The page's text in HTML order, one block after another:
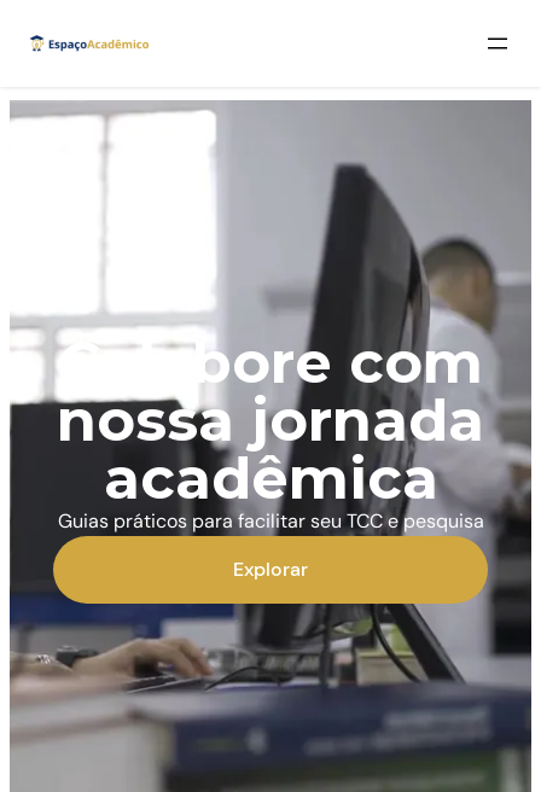
Colabore com
nossa jornada
acadêmica
Guias práticos para facilitar seu TCC e pesquisa
Explorar